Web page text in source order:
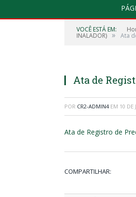
VOCÊ ESTÁ EM:
INALADOR) » Ata
Ata de
POR CR2-ADMIN4 EM 10 DE
Ata de Registro de
COMPARTILHAR: